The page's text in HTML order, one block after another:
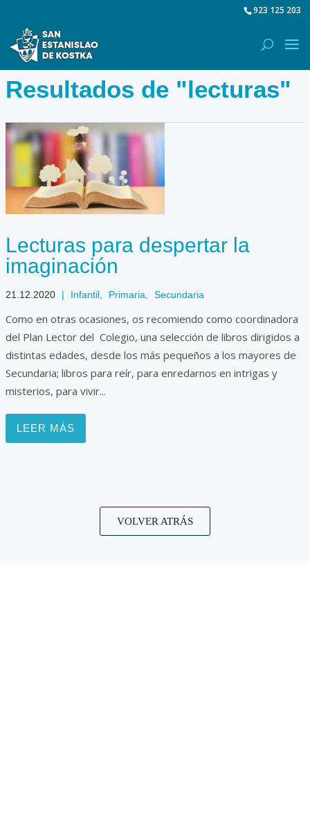
923 125 203
Resultados de "lecturas"
Lecturas para despertar la
imaginación
21.12.2020 | Infantil Primaria Secundaria
Como en otras ocasiones, os recomiendo como coordinadora
del Plan Lector del Colegio, una selección de libros dirigidos a
distintas edades, desde los más pequeños a los mayores de
Secundaria; libros para reír, para enredarnos en intrigas y
misterios, para vivir...
LEER MÁS
VOLVER ATRÁS